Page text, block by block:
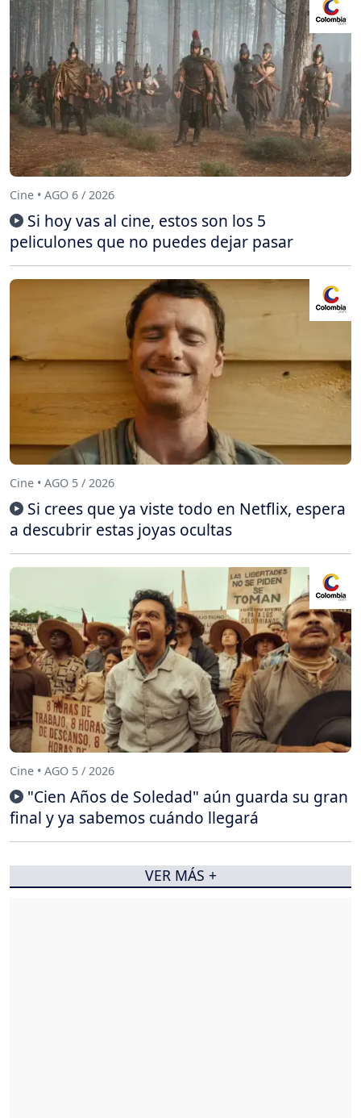
Cine • AGO 6 / 2026
Si hoy vas al cine, estos son los 5
peliculones que no puedes dejar pasar
Cine • AGO 5 / 2026
Si crees que ya viste todo en Netflix, espera
a descubrir estas joyas ocultas
Cine • AGO 5 / 2026
"Cien Años de Soledad" aún guarda su gran
final y ya sabemos cuándo llegará
VER MÁS +